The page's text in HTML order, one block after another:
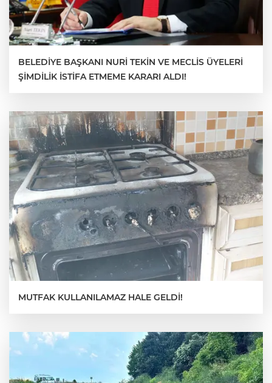
BELEDİYE BAŞKANI NURİ TEKİN VE MECLİS ÜYELERİ
ŞİMDİLİK İSTİFA ETMEME KARARI ALDI!
MUTFAK KULLANILAMAZ HALE GELDİ!